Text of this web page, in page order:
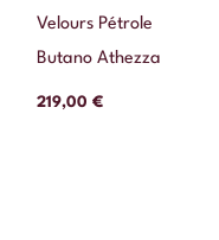
Velours Pétrole
Butano Athezza
219,00 €